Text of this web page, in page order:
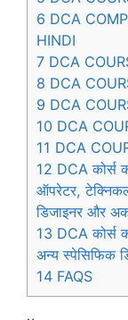
6 DCA
HINDI
7 DCA
8 DCA
9 DCA
10 DCA
11 DCA
12 DCA कोर्स
ऑपरेटर,
डिजाइनर और
13 DCA कोर्स
अन्य स्पेसिफिक
14 FAQS